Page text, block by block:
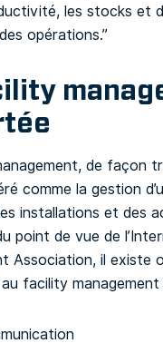
les stocks et
opérations.”
de façon
comme la gestion
installations et des
point de vue de
Association, il existe
facility management